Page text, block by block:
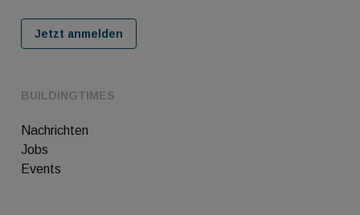
BUILDINGTIMES
Nachrichten
Jobs
Events
Jetzt anmelden